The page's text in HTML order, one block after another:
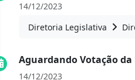
14/12/2023
Diretoria Legislativa
Aguardando Votação da
14/12/2023